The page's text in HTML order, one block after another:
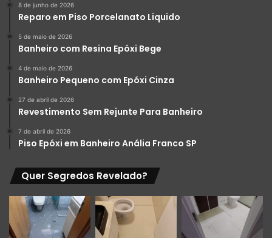
8 de junho de 2026
Reparo em Piso Porcelanato Liquido
5 de maio de 2026
Banheiro com Resina Epóxi Bege
4 de maio de 2026
Banheiro Pequeno com Epóxi Cinza
27 de abril de 2026
Revestimento Sem Rejunte Para Banheiro
7 de abril de 2026
Piso Epóxi em Banheiro Anália Franco SP
Quer Segredos Revelado?